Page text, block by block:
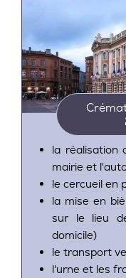
la réalisation
mairie et
le cercueil en
la mise en
sur le lieu
domicile)
le transport
l'urne et les